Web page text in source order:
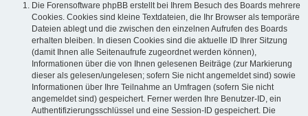
Die Forensoftware phpBB erstellt bei Ihrem Besuch des Boards mehrere
Cookies. Cookies sind kleine Textdateien, die Ihr Browser als temporäre
Dateien ablegt und die zwischen den einzelnen Aufrufen des Boards
erhalten bleiben. In diesen Cookies sind die aktuelle ID Ihrer Sitzung
(damit Ihnen alle Seitenaufrufe zugeordnet werden können),
Informationen über die von Ihnen gelesenen Beiträge (zur Markierung
dieser als gelesen/ungelesen; sofern Sie nicht angemeldet sind) sowie
Informationen über Ihre Teilnahme an Umfragen (sofern Sie nicht
angemeldet sind) gespeichert. Ferner werden Ihre Benutzer-ID, ein
Authentifizierungsschlüssel und eine Session-ID gespeichert. Die